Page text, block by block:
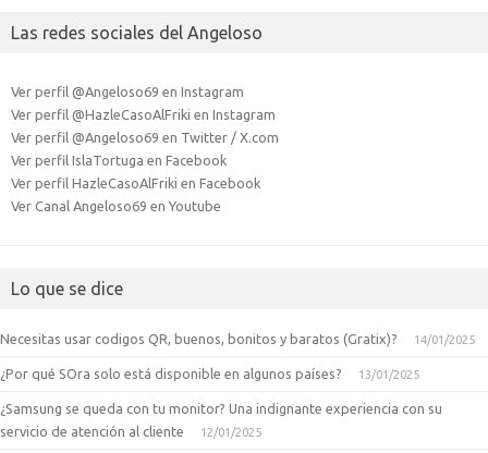
Las redes sociales del Angeloso
Ver perfil @Angeloso69 en Instagram
Ver perfil @HazleCasoAlFriki en Instagram
Ver perfil @Angeloso69 en Twitter / X.com
Ver perfil IslaTortuga en Facebook
Ver perfil HazleCasoAlFriki en Facebook
Ver Canal Angeloso69 en Youtube
Lo que se dice
Necesitas usar codigos QR, buenos, bonitos y baratos (Gratix)? 14/01/2025
¿Por qué SOra solo está disponible en algunos países? 13/01/2025
¿Samsung se queda con tu monitor? Una indignante experiencia con su
servicio de atención al cliente
12/01/2025